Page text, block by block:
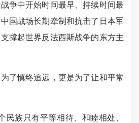
中开始时间最早、持续时间最
国战场长期牵制和抗击了日本军
撑起世界反法西斯战争的东方主
慎终追远，更是为了让和平常
族只有平等相待、和睦相处、